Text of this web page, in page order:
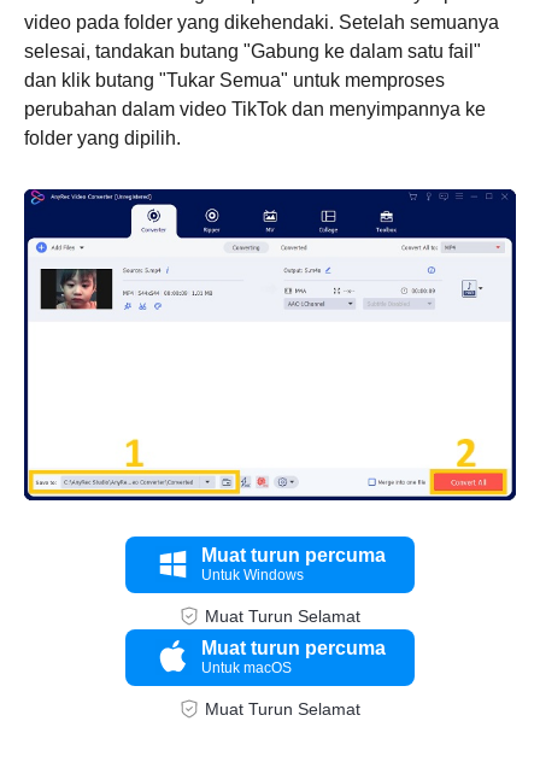
2.
video pada folder yang dikehendaki. Setelah semuanya
selesai, tandakan butang "Gabung ke dalam satu fail"
dan klik butang "Tukar Semua" untuk memproses
perubahan dalam video TikTok dan menyimpannya ke
folder yang dipilih.
Muat turun percuma
Untuk Windows
Muat Turun Selamat
Muat turun percuma
Untuk macOS
Muat Turun Selamat